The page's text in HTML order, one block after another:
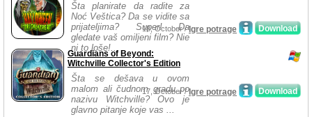
Šta planirate da radite za
Noć Veštica? Da se vidite sa
prijateljima? Super! Da
gledate vaš omiljeni film? Nie
ni to loše!...
Download
18, October /Igre potrage
Guardians of Beyond:
Witchville Collector's Edition
Šta se dešava u ovom
malom ali čudnom gradu po
nazivu Witchville? Ovo je
glavno pitanje koje vas ...
Download
17, October /Igre potrage